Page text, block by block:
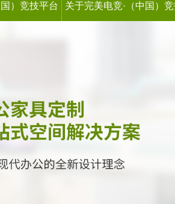
）竞技平台 关于完美电竞·（中国）